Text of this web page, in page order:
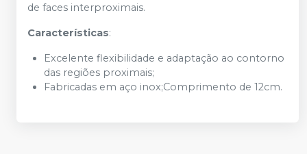
de faces interproximais.
Características:
Excelente flexibilidade e adaptação ao contorno
das regiões proximais;
Fabricadas em aço inox;Comprimento de 12cm.